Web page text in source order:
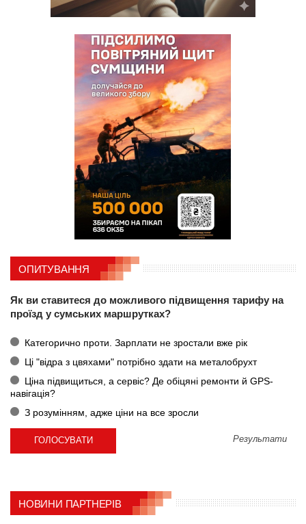
ОПИТУВАННЯ
Як ви ставитеся до можливого підвищення тарифу на
проїзд у сумських маршрутках?
Категорично проти. Зарплати не зростали вже рік
Ці "відра з цвяхами" потрібно здати на металобрухт
Ціна підвищиться, а сервіс? Де обіцяні ремонти й GPS-
навігація?
З розумінням, адже ціни на все зросли
Результати
НОВИНИ ПАРТНЕРІВ